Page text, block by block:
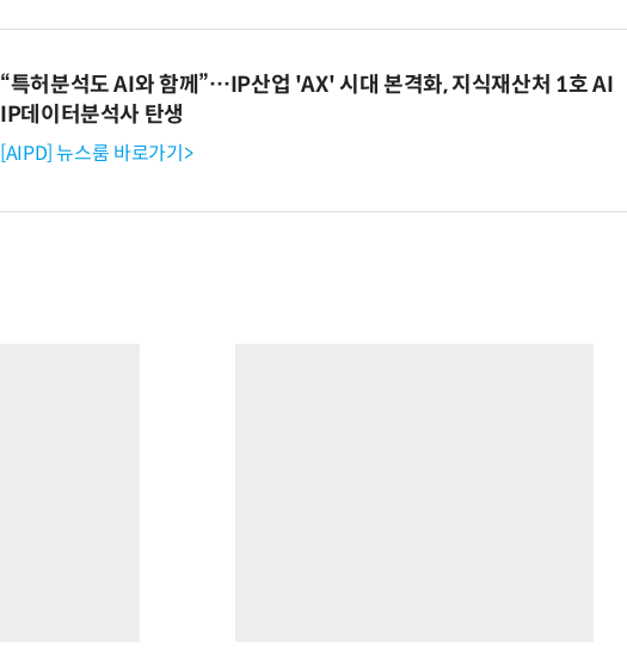
“특허분석도 AI와 함께”…IP산업 'AX' 시대 본격화, 지식재산처 1호 AI
IP데이터분석사 탄생
[AIPD] 뉴스룸 바로가기>